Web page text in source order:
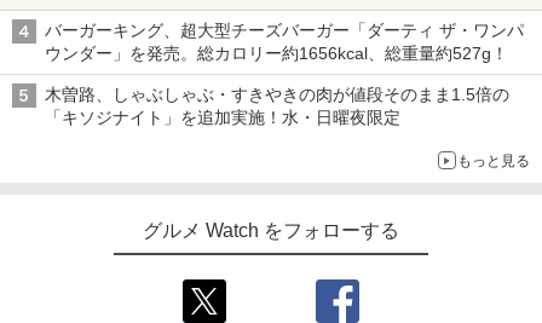
バーガーキング、超大型チーズバーガー「ダーティ ザ・ワンパ
ウンダー」を発売。総カロリー約1656kcal、総重量約527g！
木曽路、しゃぶしゃぶ・すきやきの肉が値段そのまま1.5倍の
「キソジナイト」を追加実施！水・日曜夜限定
もっと見る
グルメ Watch をフォローする